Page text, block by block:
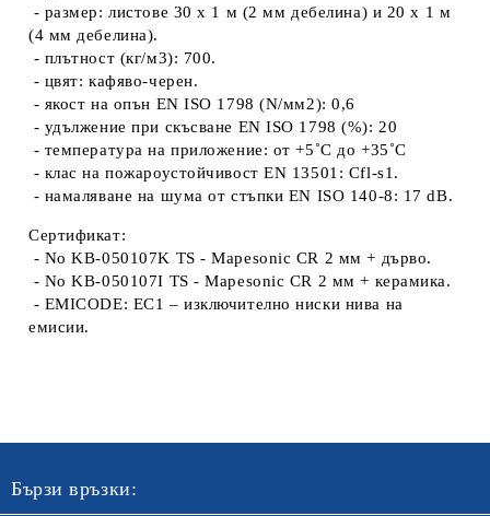
- размер: листове 30 х 1 м (2 мм дебелина) и 20 х 1 м
(4 мм дебелина).
- плътност (кг/м3): 700.
- цвят: кафяво-черен.
- якост на опън EN ISO 1798 (N/мм2):0,6
- удължение при скъсване EN ISO 1798 (%): 20
- температура на приложение: от +5˚С до +35˚С
- клас на пожароустойчивост EN 13501: Cfl-s1.
- намаляване на шума от стъпки EN ISO 140-8: 17 dB.
Сертификат:
- No KB-050107K TS - Mapesonic CR 2 мм + дърво.
- No KB-050107I TS - Mapesonic CR 2 мм + керамика.
- EMICODE: ЕС1 – изключително ниски нива на
емисии.
Бързи връзки: